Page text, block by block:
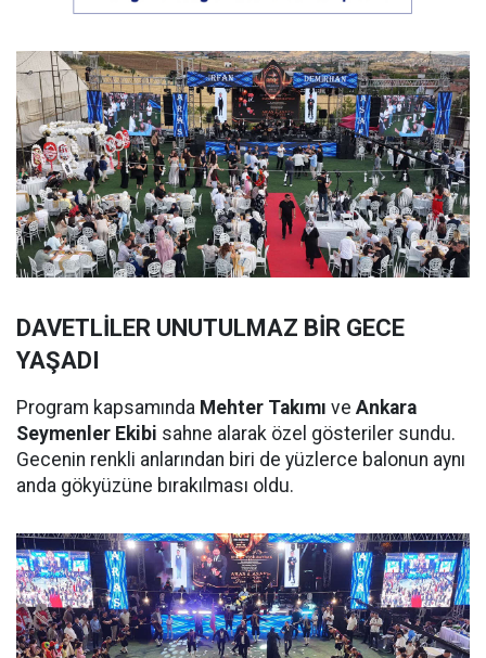
DAVETLİLER UNUTULMAZ BİR GECE
YAŞADI
Program kapsamında Mehter Takımı ve Ankara
Seymenler Ekibi sahne alarak özel gösteriler sundu.
Gecenin renkli anlarından biri de yüzlerce balonun aynı
anda gökyüzüne bırakılması oldu.